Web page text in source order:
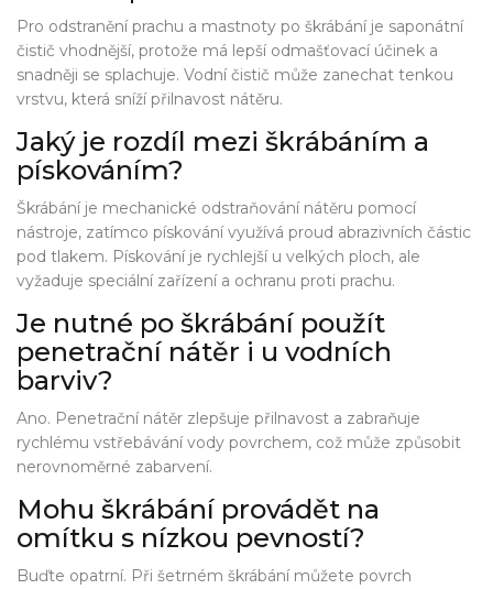
Pro odstranění prachu a mastnoty po škrábání je saponátní
čistič vhodnější, protože má lepší odmašťovací účinek a
snadněji se splachuje. Vodní čistič může zanechat tenkou
vrstvu, která sníží přilnavost nátěru.
Jaký je rozdíl mezi škrábáním a
pískováním?
Škrábání je mechanické odstraňování nátěru pomocí
nástroje, zatímco pískování využívá proud abrazivních částic
pod tlakem. Pískování je rychlejší u velkých ploch, ale
vyžaduje speciální zařízení a ochranu proti prachu.
Je nutné po škrábání použít
penetrační nátěr i u vodních
barviv?
Ano. Penetrační nátěr zlepšuje přilnavost a zabraňuje
rychlému vstřebávání vody povrchem, což může způsobit
nerovnoměrné zabarvení.
Mohu škrábání provádět na
omítku s nízkou pevností?
Buďte opatrní. Při šetrném škrábání můžete povrch